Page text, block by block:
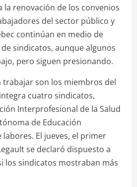
la renovación de los convenios
del sector público y
continúan en medio de
sindicatos, aunque algunos
pero siguen presionando.
trabajar son los miembros del
cuatro sindicatos,
Interprofesional de la Salud
de Educación
El jueves, el primer
se declaró dispuesto a
los sindicatos mostraban más